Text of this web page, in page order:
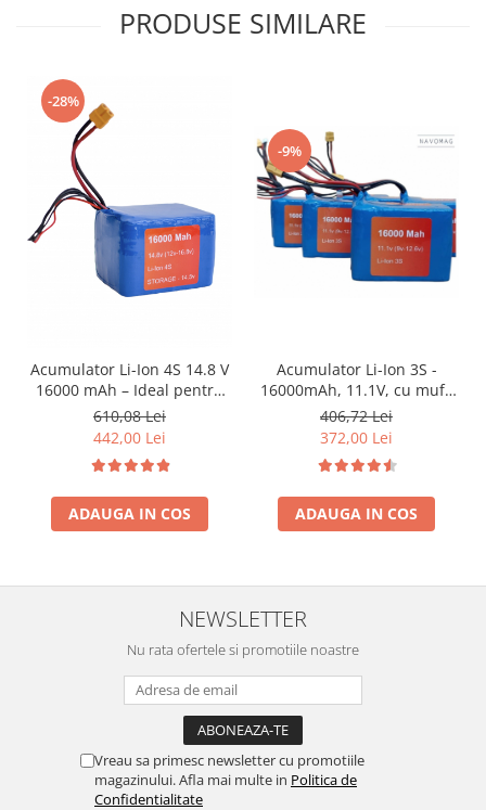
PRODUSE SIMILARE
-28%
Acumulator Li-Ion 4S 14.8 V
16000 mAh – Ideal pentru
motoare periate sau de
viteză
610,08 Lei
442,00 Lei
ADAUGA IN COS
-9%
Acumulator Li-Ion 3S -
16000mAh, 11.1V, cu mufă
XT60, Capacitate Mare
406,72 Lei
372,00 Lei
ADAUGA IN COS
NEWSLETTER
Nu rata ofertele si promotiile noastre
Vreau sa primesc newsletter cu promotiile
magazinului. Afla mai multe in Politica de
Confidentialitate